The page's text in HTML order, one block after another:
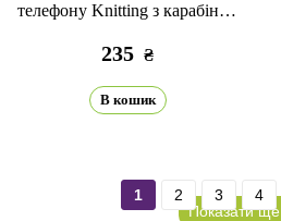
телефону Knitting з карабіном
235 ₴
В кошик
Показати ще
1 2 3 4